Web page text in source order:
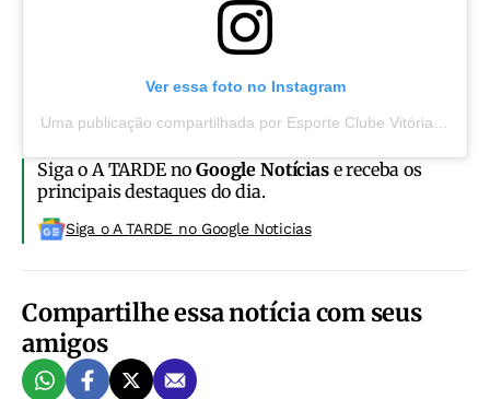
Ver essa foto no Instagram
Siga o A TARDE noGoogle Notíciase receba os
principais destaques do dia.
Siga o A TARDE no Google Noticias
Compartilhe essa notícia com seus
amigos